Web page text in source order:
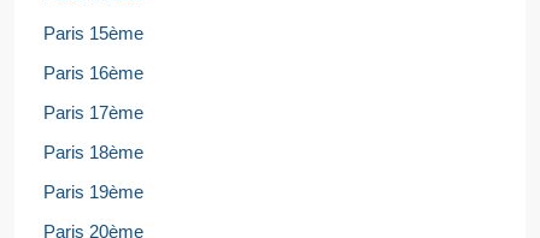
Paris 15ème
Paris 16ème
Paris 17ème
Paris 18ème
Paris 19ème
Paris 20ème